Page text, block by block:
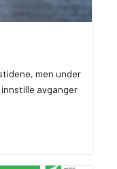
men under
avganger